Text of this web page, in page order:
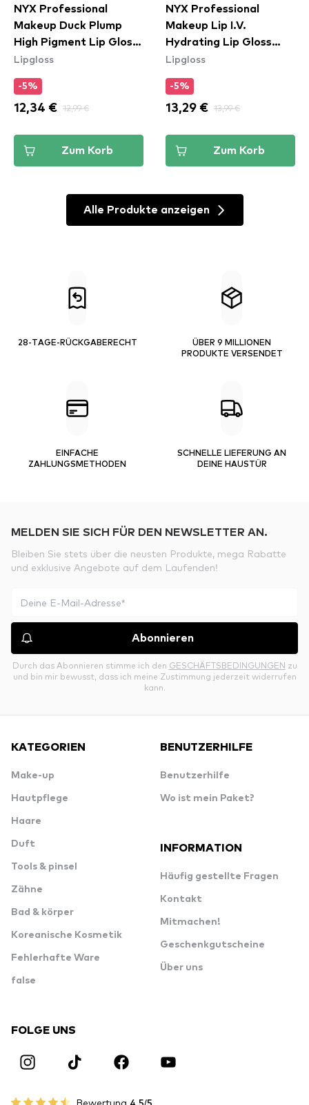
NYX Professional
Makeup Duck Plump
High Pigment Lip Gloss
- Pure Plump (DPLL17)
Lipgloss
-5%
12,34 € 12,99 €
Zum Korb
NYX Professional
Makeup Lip I.V.
Hydrating Lip Gloss
Stain - 01 Caramel Drip
Lipgloss
-5%
13,29 € 13,99 €
Zum Korb
Alle Produkte anzeigen
28-TAGE-RÜCKGABERECHT
ÜBER 9 MILLIONEN
PRODUKTE VERSENDET
EINFACHE
ZAHLUNGSMETHODEN
SCHNELLE LIEFERUNG AN
DEINE HAUSTÜR
MELDEN SIE SICH FÜR DEN NEWSLETTER AN.
Bleiben Sie stets über die neusten Produkte, mega Rabatte
und exklusive Angebote auf dem Laufenden!
Abonnieren
Durch das Abonnieren stimme ich den GESCHÄFTSBEDINGUNGEN zu
und bin mir bewusst, dass ich meine Zustimmung jederzeit widerrufen
kann.
KATEGORIEN
Make-up
Hautpflege
Haare
Duft
Tools & pinsel
Zähne
Bad & körper
Koreanische Kosmetik
Fehlerhafte Ware
false
BENUTZERHILFE
Benutzerhilfe
Wo ist mein Paket?
INFORMATION
Häufig gestellte Fragen
Kontakt
Mitmachen!
Geschenkgutscheine
Über uns
FOLGE UNS